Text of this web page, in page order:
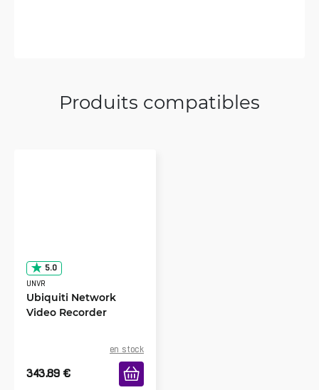
Produits compatibles
5.0
UNVR
Ubiquiti Network
Video Recorder
en stock
343.89 €